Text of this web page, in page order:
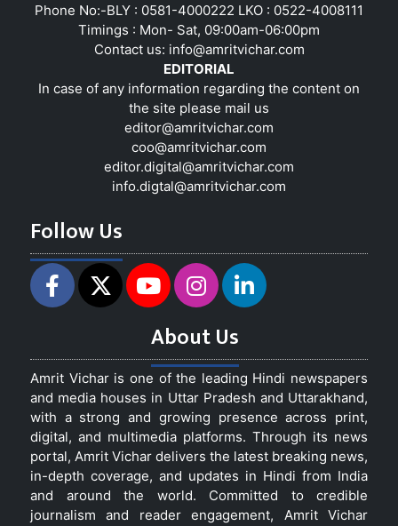
Phone No:-BLY : 0581-4000222 LKO : 0522-4008111
Timings : Mon- Sat, 09:00am-06:00pm
Contact us: info@amritvichar.com
EDITORIAL
In case of any information regarding the content on
the site please mail us
editor@amritvichar.com
coo@amritvichar.com
editor.digital@amritvichar.com
info.digtal@amritvichar.com
Follow Us
About Us
Amrit Vichar is one of the leading Hindi newspapers
and media houses in Uttar Pradesh and Uttarakhand,
with a strong and growing presence across print,
digital, and multimedia platforms. Through its news
portal, Amrit Vichar delivers the latest breaking news,
in-depth coverage, and updates in Hindi from India
and around the world. Committed to credible
journalism and reader engagement, Amrit Vichar